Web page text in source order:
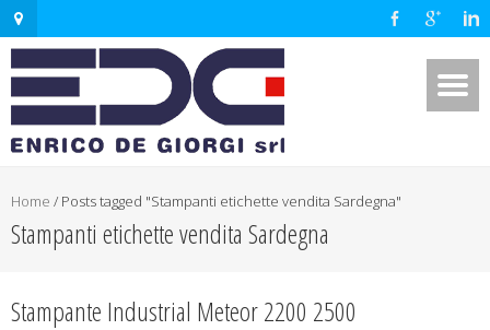
Home / Posts tagged "Stampanti etichette vendita Sardegna"
Stampanti etichette vendita Sardegna
Stampante Industrial Meteor 2200 2500